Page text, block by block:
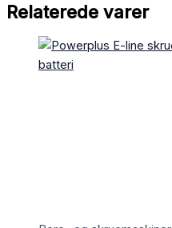
Relaterede varer